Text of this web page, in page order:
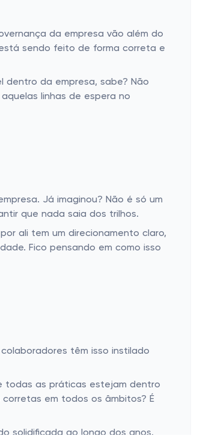
da empresa vão além do
sendo feito de forma correta e
da empresa, sabe? Não
linhas de espera no
Já imaginou? Não é só um
que nada saia dos trilhos.
ali tem um direcionamento claro,
Fico pensando em como isso
têm isso instilado
todas as práticas estejam dentro
em todos os âmbitos? É
solidificada ao longo dos anos.